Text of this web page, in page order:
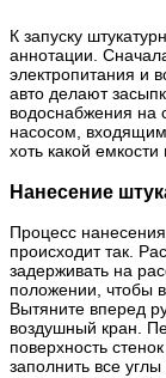
К запуску
аннотации.
электропитания и
авто делают
водоснабжения на
насосом, входящим
хоть какой
Нанесение
Процесс
происходит так.
задерживать на
положении, чтобы
Вытяните вперед
воздушный кран.
поверхность
заполнить все